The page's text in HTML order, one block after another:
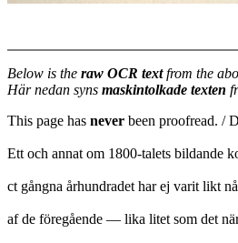
Below is the raw OCR textfrom the
Här nedan syns maskintolkade texten
This page has never been proofread. /
Ett och annat om 1800-talets bildande
ct gångna århundradet har ej varit likt
af de föregående — lika litet som det